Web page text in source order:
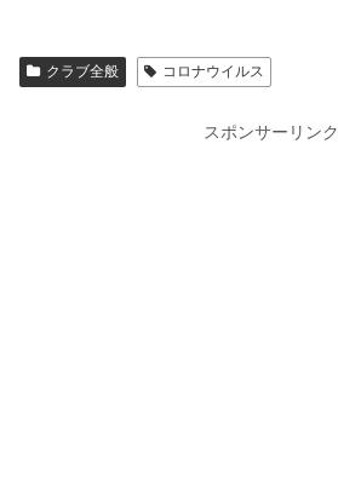
クラブ全般 コロナウイルス
スポンサーリンク